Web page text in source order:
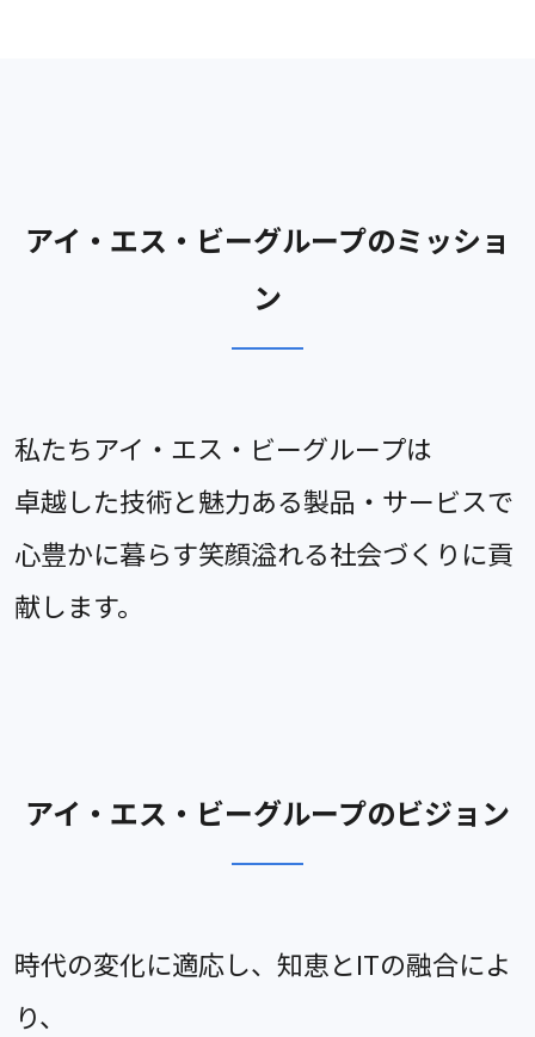
アイ・エス・ビーグループのミッショ
ン
私たちアイ・エス・ビーグループは
卓越した技術と魅力ある製品・サービスで
心豊かに暮らす笑顔溢れる社会づくりに貢
献します。
アイ・エス・ビーグループのビジョン
時代の変化に適応し、知恵とITの融合によ
り、